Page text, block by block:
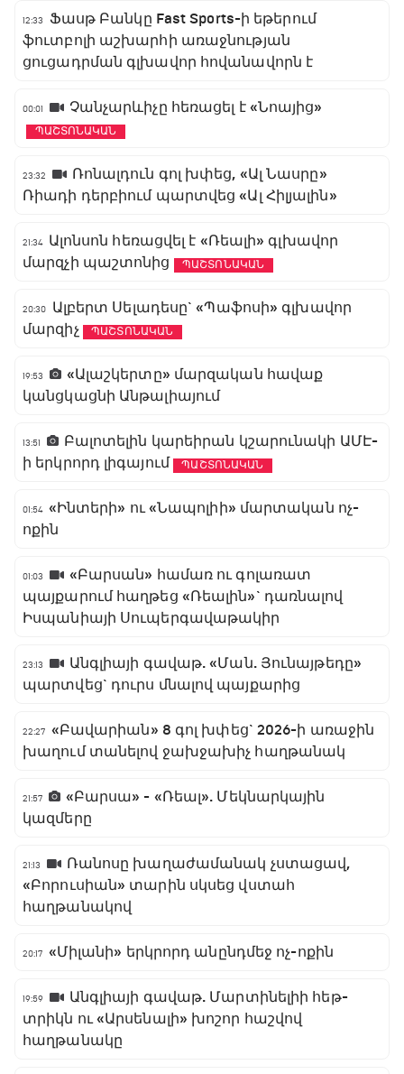
12:33
Ֆասթ Բանկը Fast Sports-ի եթերում
ֆուտբոլի աշխարհի առաջնության
ցուցադրման գլխավոր հովանավորն է
00:01 Չանչարևիչը հեռացել է «Նոայից»
ՊԱՇՏՈՆԱԿԱՆ
23:32
Ռոնալդուն գոլ խփեց, «Ալ Նասրը»
Ռիադի դերբիում պարտվեց «Ալ Հիլյալին»
21:34 Ալոնսոն հեռացվել է «Ռեալի» գլխավոր
մարզչի պաշտոնից
ՊԱՇՏՈՆԱԿԱՆ
20:30
Ալբերտ Սելադեսը` «Պաֆոսի» գլխավոր
մարզիչ
ՊԱՇՏՈՆԱԿԱՆ
19:53
«Ալաշկերտը» մարզական հավաք
կանցկացնի Անթալիայում
13:51
Բալոտելին կարեիրան կշարունակի ԱՄԷ-
ի երկրորդ լիգայում
ՊԱՇՏՈՆԱԿԱՆ
01:54 «Ինտերի» ու «Նապոլիի» մարտական ոչ-
ոքին
01:03
«Բարսան» համառ ու գոլառատ
պայքարում հաղթեց «Ռեալին»` դառնալով
Իսպանիայի Սուպերգավաթակիր
23:13
Անգլիայի գավաթ. «Ման. Յունայթեդը»
պարտվեց` դուրս մնալով պայքարից
22:27 «Բավարիան» 8 գոլ խփեց` 2026-ի առաջին
խաղում տանելով ջախջախիչ հաղթանակ
21:57
«Բարսա» - «Ռեալ». Մեկնարկային
կազմերը
21:13
Ռանոսը խաղաժամանակ չստացավ,
«Բորուսիան» տարին սկսեց վստահ
հաղթանակով
20:17 «Միլանի» երկրորդ անընդմեջ ոչ-ոքին
19:59
Անգլիայի գավաթ. Մարտինելիի հեթ-
տրիկն ու «Արսենալի» խոշոր հաշվով
հաղթանակը